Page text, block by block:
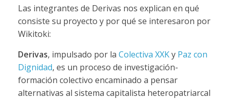
Las integrantes de Derivas nos explican en qué
consiste su proyecto y por qué se interesaron por
Wikitoki:
Derivas, impulsado por la Colectiva XXKy Paz con
Dignidad, es un proceso de investigación-
formación colectivo encaminado a pensar
alternativas al sistema capitalista heteropatriarcal